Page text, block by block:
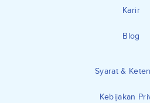
Karir
Blog
Syarat &
Kebijakan